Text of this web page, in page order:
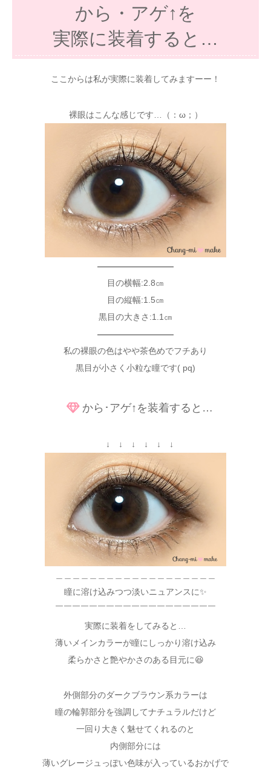
から・アゲ↑を
実際に装着すると…
ここからは私が実際に装着してみますーー！
裸眼はこんな感じです…（：ω；）
—————————
目の横幅:2.8㎝
目の縦幅:1.5㎝
黒目の大きさ:1.1㎝
—————————
私の裸眼の色はやや茶色めでフチあり
黒目が小さく小粒な瞳です( pq)
から･アゲ↑を装着すると…
↓ ↓ ↓ ↓ ↓ ↓
瞳に溶け込みつつ淡いニュアンスに✨
￣￣￣￣￣￣￣￣￣￣￣￣￣￣￣￣￣￣￣
実際に装着をしてみると…
薄いメインカラーが瞳にしっかり溶け込み
柔らかさと艶やかさのある目元に😆
外側部分のダークブラウン系カラーは
瞳の輪郭部分を強調してナチュラルだけど
一回り大きく魅せてくれるのと
内側部分には
薄いグレージュっぽい色味が入っているおかげで